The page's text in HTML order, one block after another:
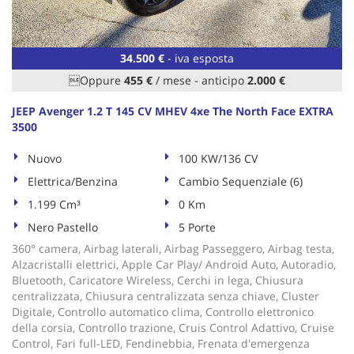
34.500 € - iva esposta
Oppure 455 € / mese - anticipo 2.000 €
JEEP Avenger 1.2 T 145 CV MHEV 4xe The North Face EXTRA
3500
Nuovo
100 KW/136 CV
Elettrica/Benzina
Cambio Sequenziale (6)
1.199 Cm³
0 Km
Nero Pastello
5 Porte
360° camera, Airbag laterali, Airbag Passeggero, Airbag testa,
Alzacristalli elettrici, Apple Car Play/ Android Auto, Autoradio,
Bluetooth, Caricatore Wireless, Cerchi in lega, Chiusura
centralizzata, Chiusura centralizzata senza chiave, Cluster
Digitale, Controllo automatico clima, Controllo elettronico
della corsia, Controllo trazione, Cruis Control Adattivo, Cruise
Control, Fari full-LED, Fendinebbia, Frenata d'emergenza
Cookie necessari
Cookie delle preferenze
Cookie per il miglioramento dell'esperienza utente
Cookie di marketing
Leggi
la
cookie
policy